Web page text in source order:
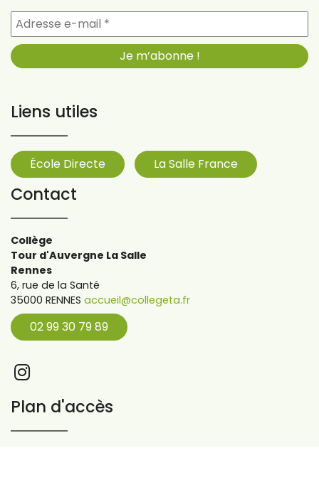
Liens utiles
École Directe La Salle France
Contact
Collège
Tour d'Auvergne La Salle
Rennes
6, rue de la Santé
35000 RENNES accueil@collegeta.fr
02 99 30 79 89
Plan d'accès